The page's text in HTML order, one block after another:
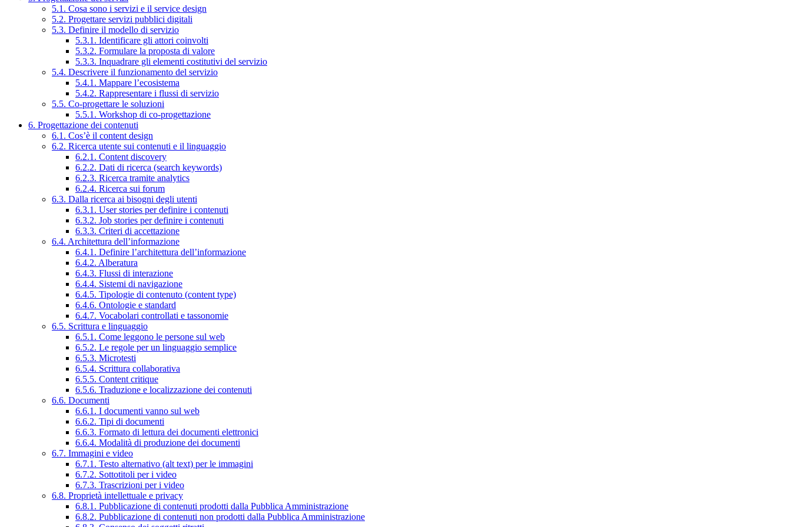
5.1. Cosa sono i servizi e il service design
5.2. Progettare servizi pubblici digitali
5.3. Definire il modello di servizio
5.3.1. Identificare gli attori coinvolti
5.3.2. Formulare la proposta di valore
5.3.3. Inquadrare gli elementi costitutivi del servizio
5.4. Descrivere il funzionamento del servizio
5.4.1. Mappare l’ecosistema
5.4.2. Rappresentare i flussi di servizio
5.5. Co-progettare le soluzioni
5.5.1. Workshop di co-progettazione
6. Progettazione dei contenuti
6.1. Cos’è il content design
6.2. Ricerca utente sui contenuti e il linguaggio
6.2.1. Content discovery
6.2.2. Dati di ricerca (search keywords)
6.2.3. Ricerca tramite analytics
6.2.4. Ricerca sui forum
6.3. Dalla ricerca ai bisogni degli utenti
6.3.1. User stories per definire i contenuti
6.3.2. Job stories per definire i contenuti
6.3.3. Criteri di accettazione
6.4. Architettura dell’informazione
6.4.1. Definire l’architettura dell’informazione
6.4.2. Alberatura
6.4.3. Flussi di interazione
6.4.4. Sistemi di navigazione
6.4.5. Tipologie di contenuto (content type)
6.4.6. Ontologie e standard
6.4.7. Vocabolari controllati e tassonomie
6.5. Scrittura e linguaggio
6.5.1. Come leggono le persone sul web
6.5.2. Le regole per un linguaggio semplice
6.5.3. Microtesti
6.5.4. Scrittura collaborativa
6.5.5. Content critique
6.5.6. Traduzione e localizzazione dei contenuti
6.6. Documenti
6.6.1. I documenti vanno sul web
6.6.2. Tipi di documenti
6.6.3. Formato di lettura dei documenti elettronici
6.6.4. Modalità di produzione dei documenti
6.7. Immagini e video
6.7.1. Testo alternativo (alt text) per le immagini
6.7.2. Sottotitoli per i video
6.7.3. Trascrizioni per i video
6.8. Proprietà intellettuale e privacy
6.8.1. Pubblicazione di contenuti prodotti dalla Pubblica Amministrazione
6.8.2. Pubblicazione di contenuti non prodotti dalla Pubblica Amministrazione